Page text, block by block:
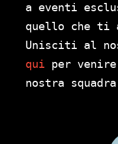
a eventi
quello che ti
Unisciti al
qui per
nostra